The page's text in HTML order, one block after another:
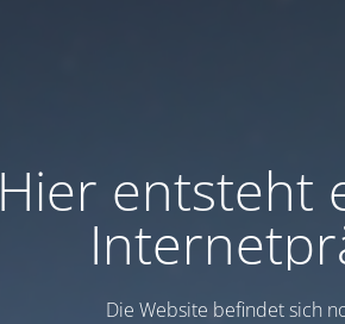
Hier entsteht
Die Website befindet sich